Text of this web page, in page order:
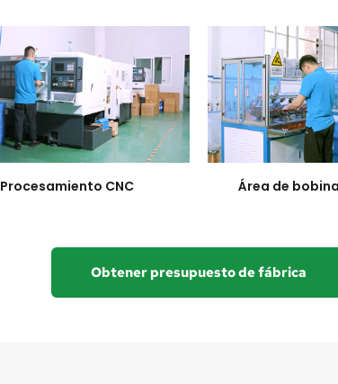
Procesamiento CNC Área de
Obtener presupuesto de fábrica